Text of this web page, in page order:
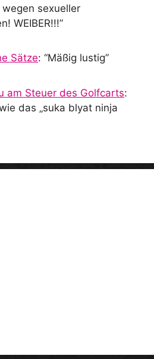
sexueller
WEIBER!!!”
Sätze: “Mäßig lustig”
am Steuer des Golfcarts:
das „suka blyat ninja